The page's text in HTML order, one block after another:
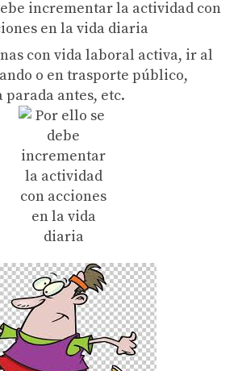
con vida laboral activa, ir al
o en trasporte público,
parada antes, etc.